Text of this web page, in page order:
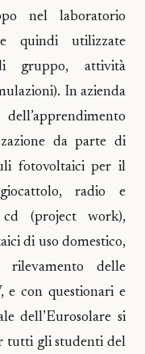
nel laboratorio
quindi utilizzate
gruppo, attività
In azienda
da parte di
fotovoltaici per il
radio e
(project work),
di uso domestico,
delle
e con questionari e
dell’Eurosolare si
tutti gli studenti del